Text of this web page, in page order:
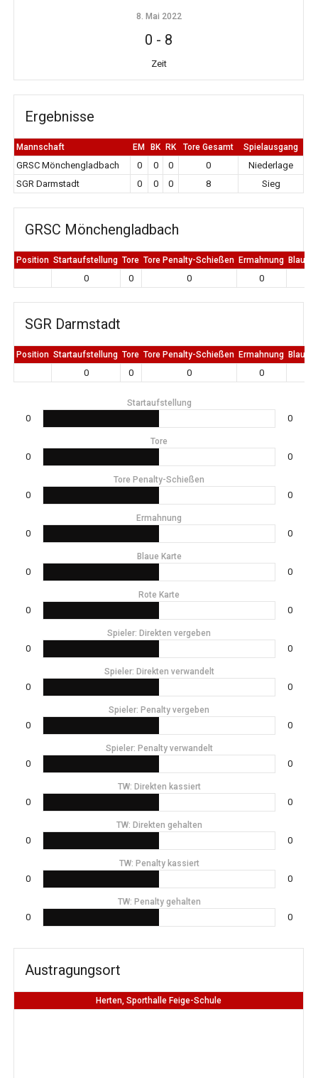
8. Mai 2022
0 - 8
Zeit
Ergebnisse
Mannschaft EM BK RK Tore Gesamt Spielausgang
GRSC Mönchengladbach 0 0 0 0
Niederlage
SGR Darmstadt
0 0 0 8 Sieg
GRSC Mönchengladbach
Position Startaufstellung Tore Tore Penalty-Schießen Ermahnung Blaue
0 0 0 0
SGR Darmstadt
Position Startaufstellung Tore Tore Penalty-Schießen Ermahnung Blaue
0 0 0 0
Startaufstellung
0 0
Tore
0 0
Tore Penalty-Schießen
0 0
Ermahnung
0 0
Blaue Karte
0 0
Rote Karte
0 0
Spieler: Direkten vergeben
0 0
Spieler: Direkten verwandelt
0 0
Spieler: Penalty vergeben
0 0
Spieler: Penalty verwandelt
0 0
TW: Direkten kassiert
0 0
TW: Direkten gehalten
0 0
TW: Penalty kassiert
0 0
TW: Penalty gehalten
0 0
Austragungsort
Herten, Sporthalle Feige-Schule